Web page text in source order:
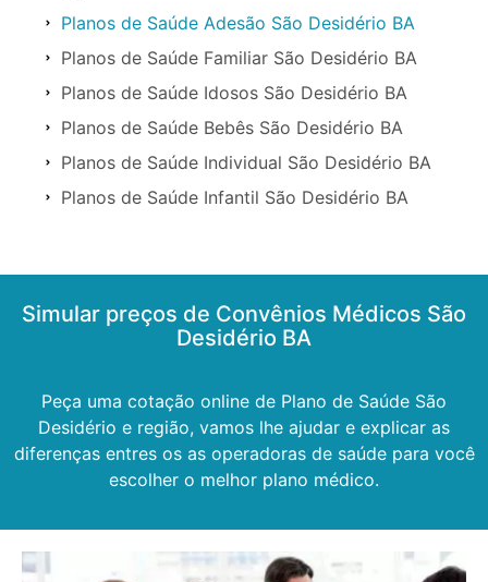
Planos de Saúde Adesão São Desidério BA
Planos de Saúde Familiar São Desidério BA
Planos de Saúde Idosos São Desidério BA
Planos de Saúde Bebês São Desidério BA
Planos de Saúde Individual São Desidério BA
Planos de Saúde Infantil São Desidério BA
Simular preços de Convênios Médicos São
Desidério BA
Peça uma cotação online de Plano de Saúde São
Desidério e região, vamos lhe ajudar e explicar as
diferenças entres os as operadoras de saúde para você
escolher o melhor plano médico.